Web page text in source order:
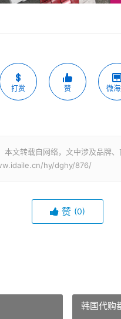
打赏 赞 微
本文转载自网络，文中涉及品牌
hy/dghy/876/
赞 (0)
韩国代购